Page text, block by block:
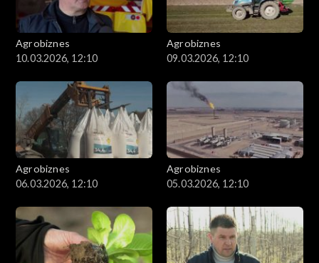
Agrobiznes
10.03.2026, 12:10
Agrobiznes
09.03.2026, 12:10
Agrobiznes
06.03.2026, 12:10
Agrobiznes
05.03.2026, 12:10